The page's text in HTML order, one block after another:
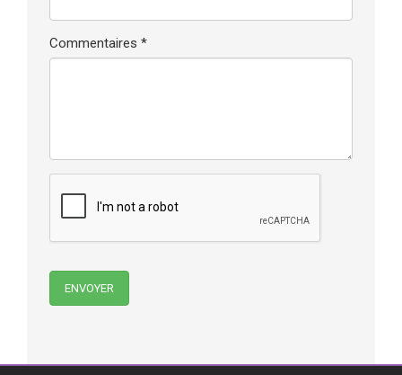
Commentaires *